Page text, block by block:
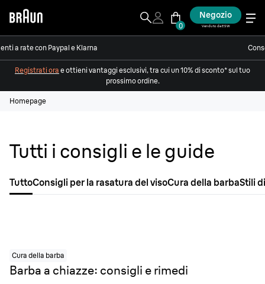
0
Negozio
Venduto da ESW
a rate con Paypal e Klarna
Registrati ora e ottieni vantaggi esclusivi, tra cui un 10% di sconto* sul tuo
prossimo ordine.
Homepage
Tutti i consigli e le guide
TuttoConsigli per la rasatura del visoCura della barbaStili
Cura della barba
Barba a chiazze: consigli e rimedi